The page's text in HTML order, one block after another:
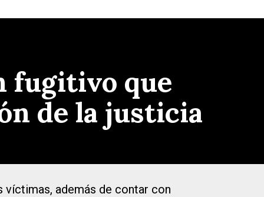
fugitivo que
de la justicia
víctimas, además de contar con